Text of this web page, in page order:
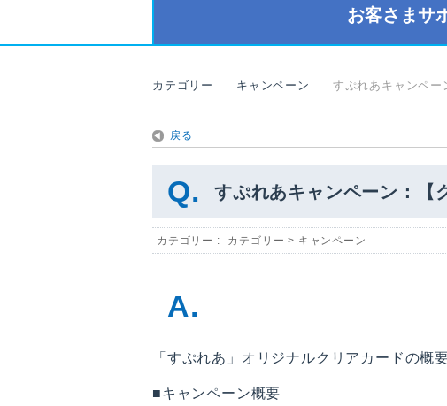
お客さまサ
カテゴリー キャンペーン すぷれあキャンペー
戻る
すぷれあキャンペーン：【
カテゴリー : カテゴリー > キャンペーン
「すぷれあ」オリジナルクリアカードの概
■キャンペーン概要